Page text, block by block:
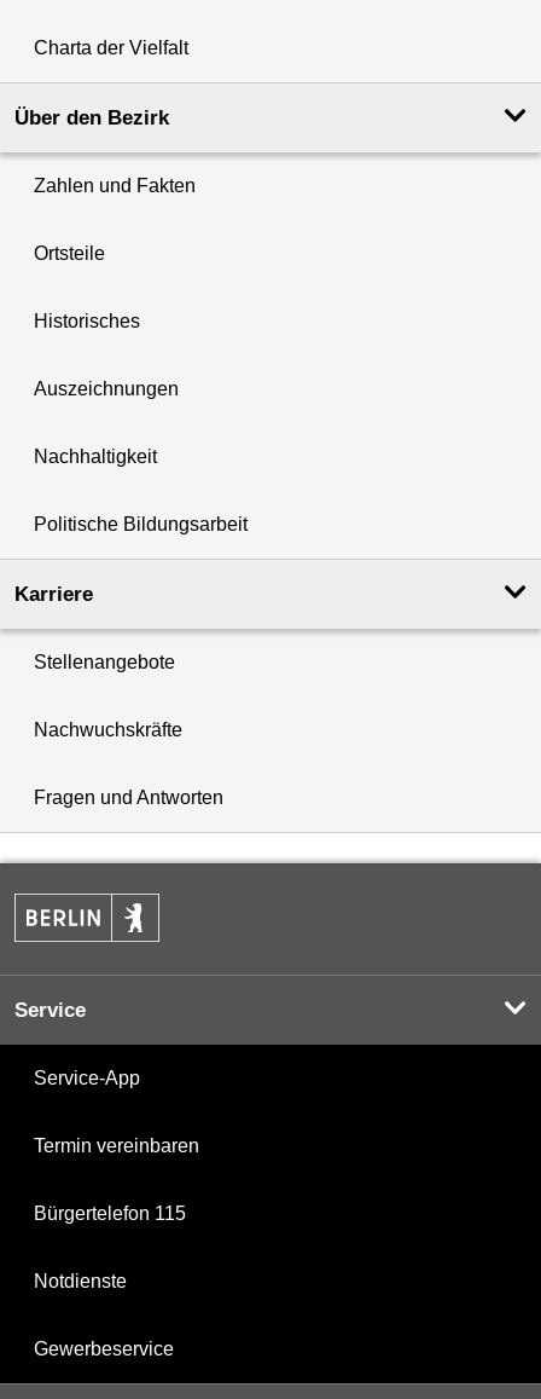
Charta der Vielfalt
Über den Bezirk
Zahlen und Fakten
Ortsteile
Historisches
Auszeichnungen
Nachhaltigkeit
Politische Bildungsarbeit
Karriere
Stellenangebote
Nachwuchskräfte
Fragen und Antworten
Service
Service-App
Termin vereinbaren
Bürgertelefon 115
Notdienste
Gewerbeservice